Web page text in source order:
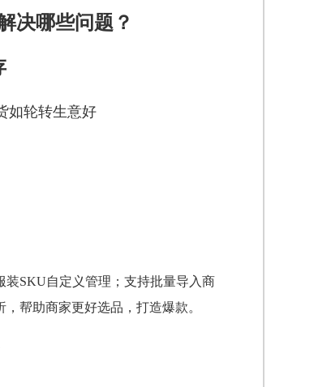
决哪些问题？
如轮转生意好
SKU自定义管理；支持批量导入商
帮助商家更好选品，打造爆款。